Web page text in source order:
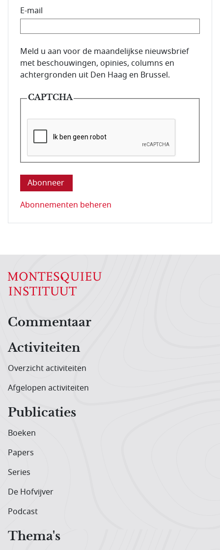
E-mail
E-mailadres van de abonnee.
Meld u aan voor de maandelijkse nieuwsbrief
met beschouwingen, opinies, columns en
achtergronden uit Den Haag en Brussel.
CAPTCHA
Deze vraag is om te controleren dat u een mens
Abonnementen beheren
Hoofdnavigatiemenu
Commentaar
Activiteiten
Overzicht activiteiten
Afgelopen activiteiten
Publicaties
Boeken
Papers
Series
De Hofvijver
Podcast
Thema's